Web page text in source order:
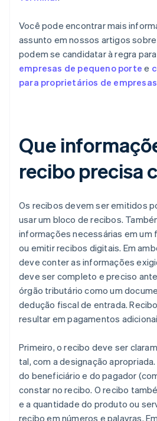
Você pode encontrar mais
assunto em nossos artigos
podem se candidatar à regra para
empresas de pequeno porte e
para proprietários de
Que
recibo precisa
Os recibos devem ser emitidos
usar um bloco de recibos.
informações necessárias em um
ou emitir recibos digitais. Em
deve conter as informações
deve ser completo e preciso
órgão tributário como um
dedução fiscal de entrada.
resultar em pagamentos
Primeiro, o recibo deve ser
tal, com a designação
do beneficiário e do pagador
constar no recibo. O recibo
e a quantidade do produto ou
recibo em números e palavras.